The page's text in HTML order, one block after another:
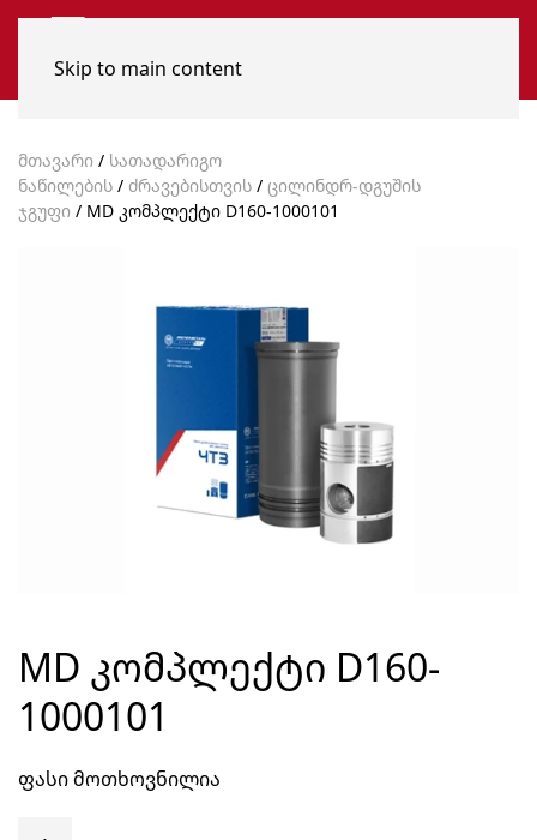
Skip to main content
მთავარი / სათადარიგო
ნაწილების / ძრავებისთვის / ცილინდრ-დგუშის
ჯგუფი / MD კომპლექტი D160-1000101
MD ᲙᲝᲛᲞᲚᲔᲥᲢᲘ D160-
1000101
ფასი მოთხოვნილია